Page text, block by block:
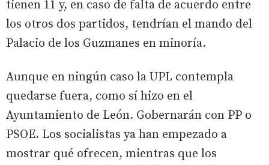
tienen 11 y, en caso de falta de acuerdo entre
los otros dos partidos, tendrían el mando del
Palacio de los Guzmanes en minoría.
Aunque en ningún caso la UPL contempla
quedarse fuera, como sí hizo en el
Ayuntamiento de León. Gobernarán con PP o
PSOE. Los socialistas ya han empezado a
mostrar qué ofrecen, mientras que los